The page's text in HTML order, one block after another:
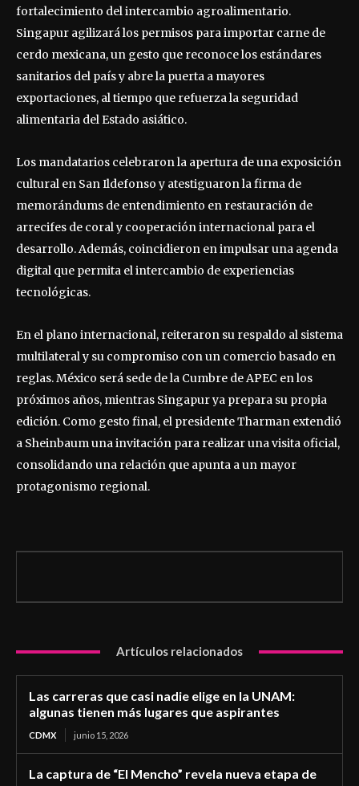
fortalecimiento del intercambio agroalimentario.
Singapur agilizará los permisos para importar carne de
cerdo mexicana, un gesto que reconoce los estándares
sanitarios del país y abre la puerta a mayores
exportaciones, al tiempo que refuerza la seguridad
alimentaria del Estado asiático.
Los mandatarios celebraron la apertura de una exposición
cultural en San Ildefonso y atestiguaron la firma de
memorándums de entendimiento en restauración de
arrecifes de coral y cooperación internacional para el
desarrollo. Además, coincidieron en impulsar una agenda
digital que permita el intercambio de experiencias
tecnológicas.
En el plano internacional, reiteraron su respaldo al sistema
multilateral y su compromiso con un comercio basado en
reglas. México será sede de la Cumbre de APEC en los
próximos años, mientras Singapur ya prepara su propia
edición. Como gesto final, el presidente Tharman extendió
a Sheinbaum una invitación para realizar una visita oficial,
consolidando una relación que apunta a un mayor
protagonismo regional.
Artículos relacionados
Las carreras que casi nadie elige en la UNAM:
algunas tienen más lugares que aspirantes
CDMX junio 15, 2026
La captura de “El Mencho” revela nueva etapa de